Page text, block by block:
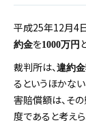
平成25年12月4
約金を1000万円
裁判所は、 違約
るというほかな
害賠償額は、そ
度であると考えら